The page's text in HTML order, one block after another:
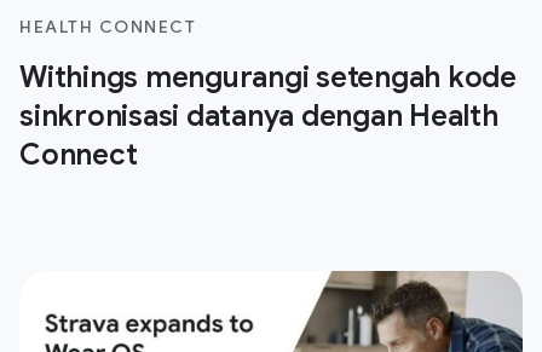
HEALTH CONNECT
Withings mengurangi setengah kode
sinkronisasi datanya dengan Health
Connect